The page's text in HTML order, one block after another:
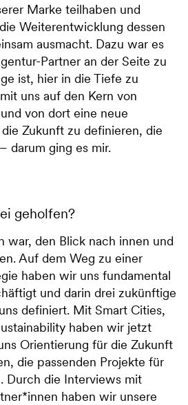
Marke teilhaben und
Weiterentwicklung dessen
ausmacht. Dazu war es
Partner an der Seite zu
ist, hier in die Tiefe zu
uns auf den Kern von
von dort eine neue
Zukunft zu definieren, die
darum ging es mir.
geholfen?
war, den Blick nach innen und
Auf dem Weg zu einer
haben wir uns fundamental
und darin drei zukünftige
definiert. Mit Smart Cities,
haben wir jetzt
Orientierung für die Zukunft
die passenden Projekte für
Durch die Interviews mit
haben wir unsere